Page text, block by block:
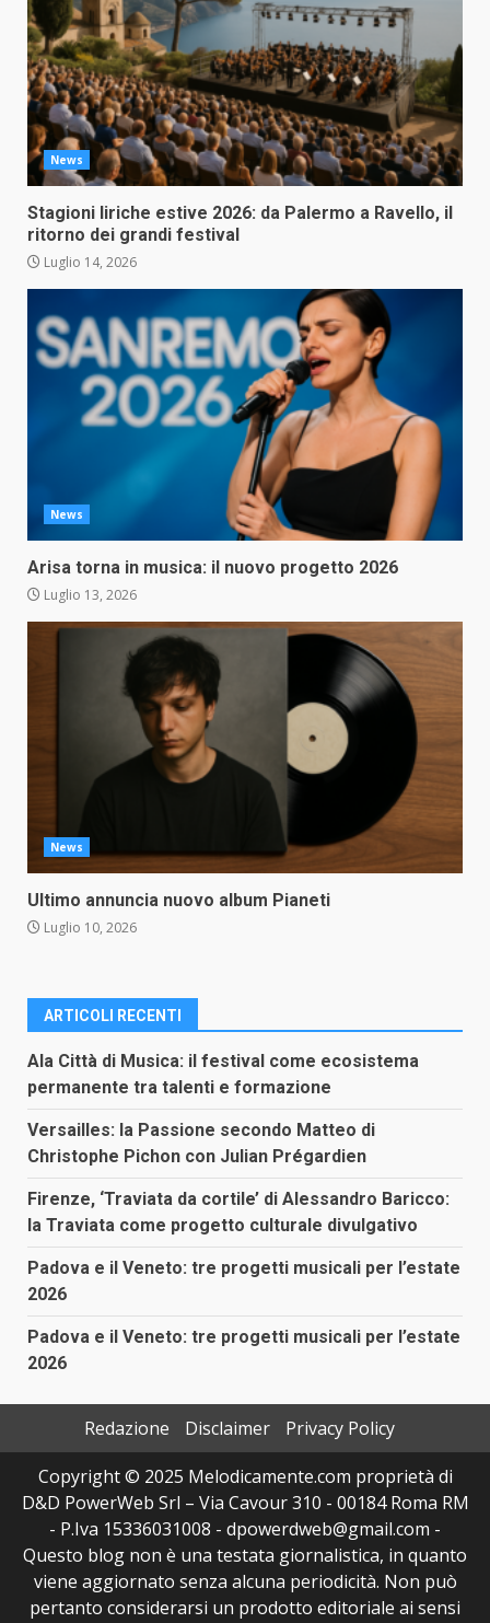
News
Stagioni liriche estive 2026: da Palermo a Ravello, il
ritorno dei grandi festival
Luglio 14, 2026
News
Arisa torna in musica: il nuovo progetto 2026
Luglio 13, 2026
News
Ultimo annuncia nuovo album Pianeti
Luglio 10, 2026
ARTICOLI RECENTI
Ala Città di Musica: il festival come ecosistema
permanente tra talenti e formazione
Versailles: la Passione secondo Matteo di
Christophe Pichon con Julian Prégardien
Firenze, ‘Traviata da cortile’ di Alessandro Baricco:
la Traviata come progetto culturale divulgativo
Padova e il Veneto: tre progetti musicali per l’estate
2026
Padova e il Veneto: tre progetti musicali per l’estate
2026
Redazione Disclaimer
Privacy Policy
Copyright © 2025 Melodicamente.com proprietà di
D&D PowerWeb Srl – Via Cavour 310 - 00184 Roma RM
- P.Iva 15336031008 - dpowerdweb@gmail.com -
Questo blog non è una testata giornalistica, in quanto
viene aggiornato senza alcuna periodicità. Non può
pertanto considerarsi un prodotto editoriale ai sensi